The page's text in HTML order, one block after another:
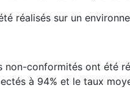
réalisés sur un
conformités ont été
à 94% et le taux